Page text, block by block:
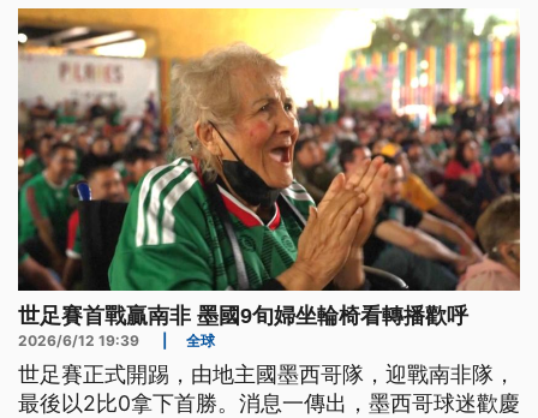
世足賽首戰贏南非 墨國9旬婦坐輪椅看轉播歡呼
2026/6/12 19:39 全球
世足賽正式開踢，由地主國墨西哥隊，迎戰南非隊，
最後以2比0拿下首勝。消息一傳出，墨西哥球迷歡慶